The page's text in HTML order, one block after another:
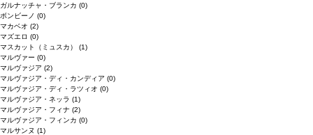
ガルナッチャ・ブランカ (0)
ボンビーノ (0)
マカベオ (2)
マズエロ (0)
マスカット（ミュスカ） (1)
マルヴァー (0)
マルヴァジア (2)
マルヴァジア・ディ・カンディア (0)
マルヴァジア・ディ・ラツィオ (0)
マルヴァジア・ネッラ (1)
マルヴァジア・フィナ (2)
マルヴァジア・フィンカ (0)
マルサンヌ (1)